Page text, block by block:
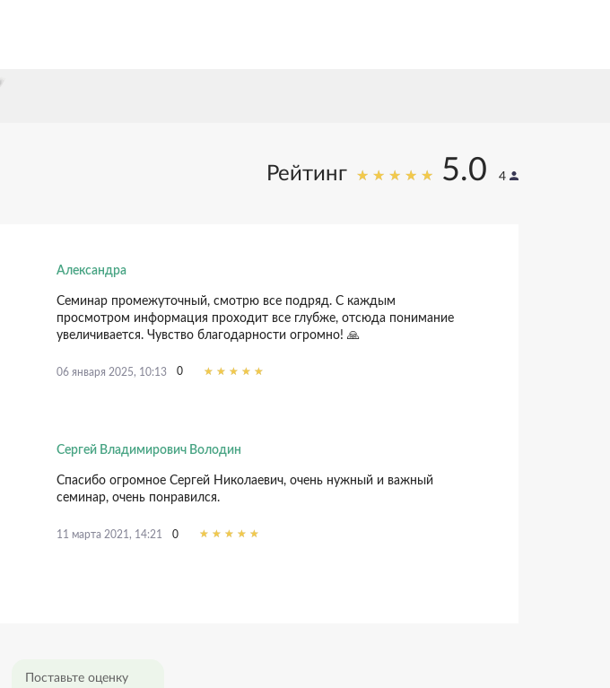
Рейтинг 5.0 4
Александра
Семинар промежуточный, смотрю все подряд. С каждым
просмотром информация проходит все глубже, отсюда понимание
увеличивается. Чувство благодарности огромно! 🙏
06 января 2025, 10:13 0
Сергей Владимирович Володин
Спасибо огромное Сергей Николаевич, очень нужный и важный
семинар, очень понравился.
11 марта 2021, 14:21 0
Поставьте оценку